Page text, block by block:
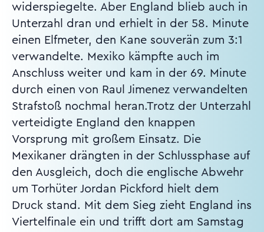
widerspiegelte. Aber England blieb auch in
Unterzahl dran und erhielt in der 58. Minute
einen Elfmeter, den Kane souverän zum 3:1
verwandelte. Mexiko kämpfte auch im
Anschluss weiter und kam in der 69. Minute
durch einen von Raul Jimenez verwandelten
Strafstoß nochmal heran.Trotz der Unterzahl
verteidigte England den knappen
Vorsprung mit großem Einsatz. Die
Mexikaner drängten in der Schlussphase auf
den Ausgleich, doch die englische Abwehr
um Torhüter Jordan Pickford hielt dem
Druck stand. Mit dem Sieg zieht England ins
Viertelfinale ein und trifft dort am Samstag